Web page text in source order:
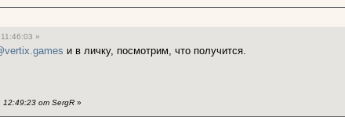
»
и в личку, посмотрим, что получится.
12:49:23 от SergR »